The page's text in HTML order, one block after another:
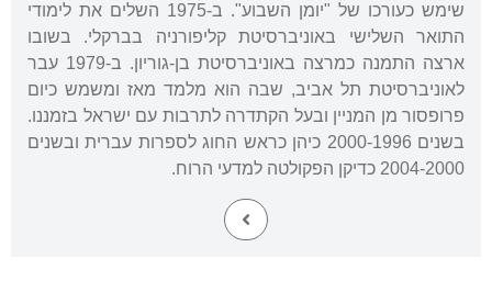
שימש כעורכו של "יומן השבוע". ב-1975 השלים את לימודי
התואר השלישי באוניברסיטת קליפורניה בברקלי. בשובו
ארצה התמנה כמרצה באוניברסיטת בן-גוריון. ב-1979 עבר
לאוניברסיטת תל אביב, שבה הוא מלמד מאז ומשמש כיום
פרופסור מן המניין ובעל הקתדרה לתרבות עם ישראל בזמננו.
בשנים 2000-1996 כיהן כראש החוג לספרות עברית ובשנים
2004-2000 כדיקן הפקולטה למדעי הרוח.